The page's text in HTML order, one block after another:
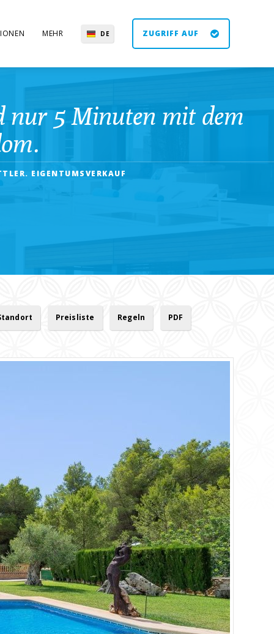
MEHR DE ZUGRIFF AUF
nur 5 Minuten mit dem
EIGENTUMSVERKAUF
Preisliste Regeln PDF